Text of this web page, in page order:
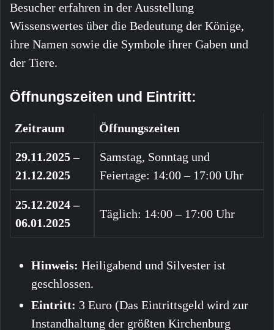
Besucher erfahren in der Ausstellung
Wissenswertes über die Bedeutung der Könige,
ihre Namen sowie die Symbole ihrer Gaben und
der Tiere.
Öffnungszeiten und Eintritt:
Zeitraum Öffnungszeiten
29.11.2025 –
21.12.2025
Samstag, Sonntag und
Feiertage: 14:00 – 17:00 Uhr
25.12.2024 –
06.01.2025
Täglich: 14:00 – 17:00 Uhr
Hinweis: Heiligabend und Silvester ist
geschlossen.
Eintritt: 3 Euro (Das Eintrittsgeld wird zur
Instandhaltung der größten Kirchenburg